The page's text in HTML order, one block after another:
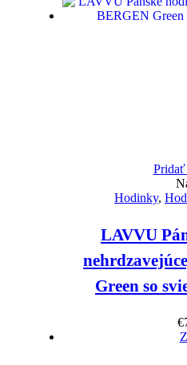
Pridať
Hodinky,
LAVVU
Green so
€